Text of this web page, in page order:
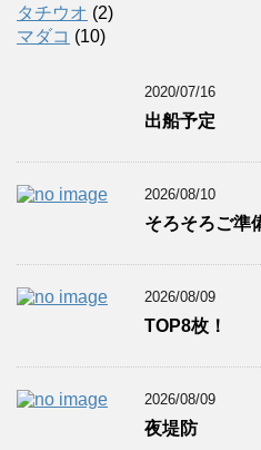
タチウオ (2)
マダコ (10)
2020/07/16
出船予定
2026/08/10
そろそろご準
2026/08/09
TOP8枚！
2026/08/09
夜堤防